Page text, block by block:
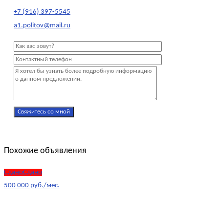
+7 (916) 397-5545
a1.politov@mail.ru
Похожие объявления
СданоСдано
500 000 руб./мес.